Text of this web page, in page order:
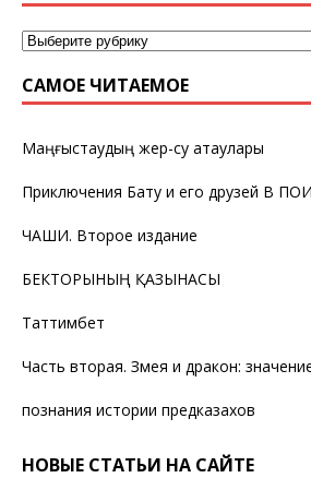
САМОЕ ЧИТАЕМОЕ
Маңғыстаудың жер-су атаулары
Приключения Бату и его друзей В
ЧАШИ. Второе издание
БЕКТОРЫНЫҢ ҚАЗЫНАСЫ
Таттимбет
Часть вторая. Змея и дракон:
познания истории предказахов
НОВЫЕ СТАТЬИ НА САЙТЕ